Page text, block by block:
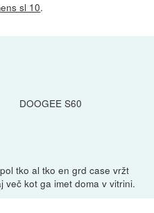
sl 10.
DOOGEE S60
tko al tko en grd case vržt
kot ga imet doma v vitrini.